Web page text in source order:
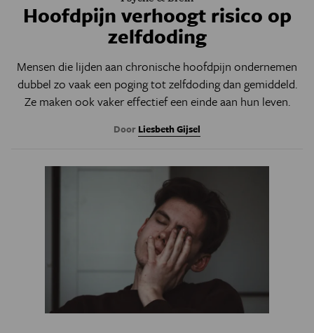
Hoofdpijn verhoogt risico op
zelfdoding
Mensen die lijden aan chronische hoofdpijn ondernemen
dubbel zo vaak een poging tot zelfdoding dan gemiddeld.
Ze maken ook vaker effectief een einde aan hun leven.
Door Liesbeth Gijsel